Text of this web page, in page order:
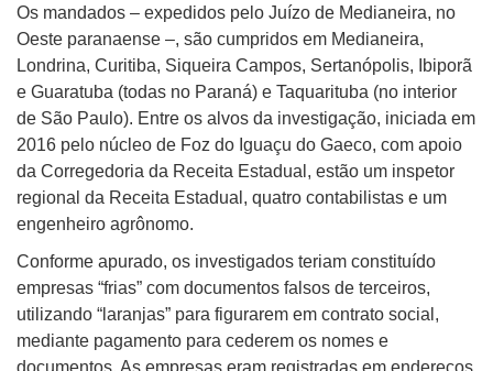
Os mandados – expedidos pelo Juízo de Medianeira, no
Oeste paranaense –, são cumpridos em Medianeira,
Londrina, Curitiba, Siqueira Campos, Sertanópolis, Ibiporã
e Guaratuba (todas no Paraná) e Taquarituba (no interior
de São Paulo). Entre os alvos da investigação, iniciada em
2016 pelo núcleo de Foz do Iguaçu do Gaeco, com apoio
da Corregedoria da Receita Estadual, estão um inspetor
regional da Receita Estadual, quatro contabilistas e um
engenheiro agrônomo.
Conforme apurado, os investigados teriam constituído
empresas “frias” com documentos falsos de terceiros,
utilizando “laranjas” para figurarem em contrato social,
mediante pagamento para cederem os nomes e
documentos. As empresas eram registradas em endereços